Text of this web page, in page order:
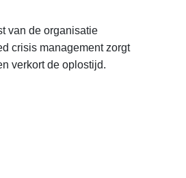
van de organisatie
crisis management zorgt
verkort de oplostijd.